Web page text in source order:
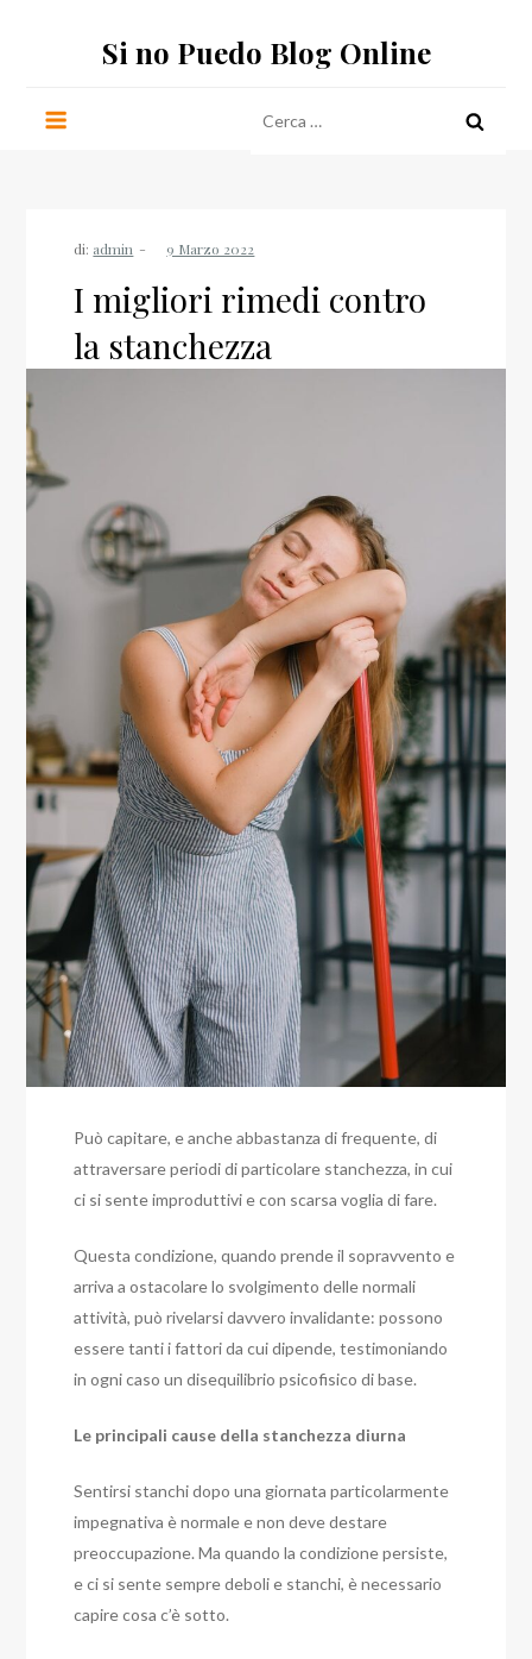
Si no Puedo Blog Online
per:
di: admin
I migliori rimedi contro
la stanchezza
Può capitare, e anche abbastanza di frequente, di
attraversare periodi di particolare stanchezza, in cui
ci si sente improduttivi e con scarsa voglia di fare.
Questa condizione, quando prende il sopravvento e
arriva a ostacolare lo svolgimento delle normali
attività, può rivelarsi davvero invalidante: possono
essere tanti i fattori da cui dipende, testimoniando
in ogni caso un disequilibrio psicofisico di base.
Le principali cause della stanchezza diurna
Sentirsi stanchi dopo una giornata particolarmente
impegnativa è normale e non deve destare
preoccupazione. Ma quando la condizione persiste,
e ci si sente sempre deboli e stanchi, è necessario
capire cosa c’è sotto.